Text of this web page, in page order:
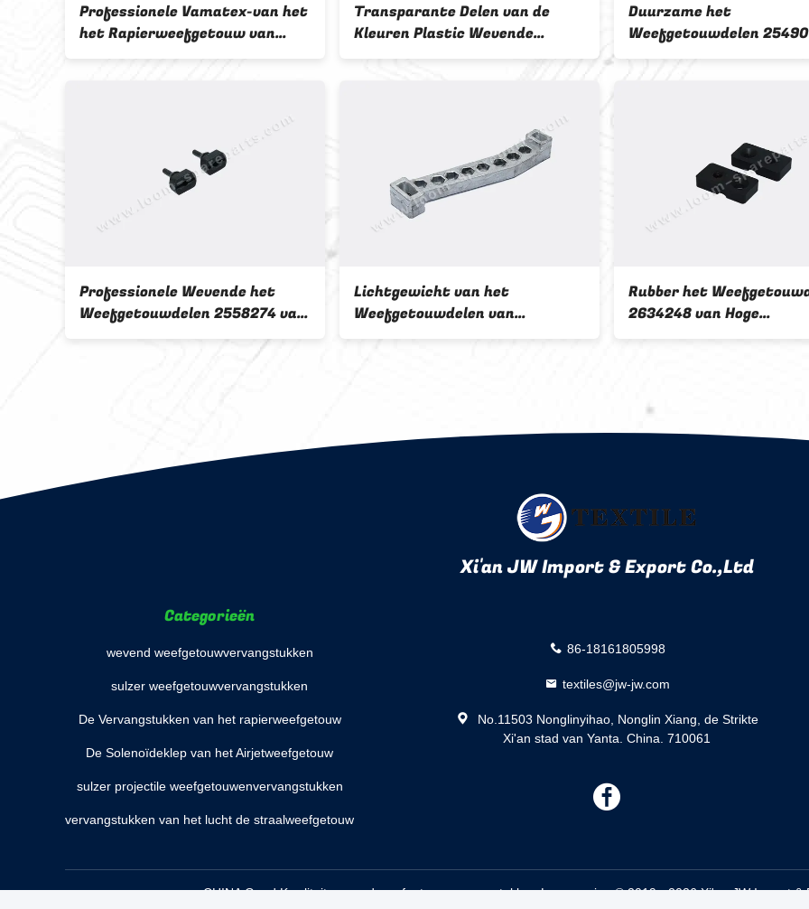
Professionele Vamatex-van het
het Rapierweefgetouw van
Weefgetouwdelen de
Transparante Delen van de
Kleuren Plastic Wevende
Machine/Textielvervangstukken
Duurzame het
Weefgetouwdelen
het Douanerapier Met
Professionele Wevende het
Weefgetouwdelen 2558274 van
Machinesvamatex Metaal
Lichtgewicht van het
Weefgetouwdelen van
Metaalvamatex van het het
Rubber het
2634248 van Hoge
Precisievamatex Zwarte
Xi'an JW Import & Export Co.,Ltd
Categorieën
wevend weefgetouwvervangstukken
sulzer weefgetouwvervangstukken
De Vervangstukken van het rapierweefgetouw
De Solenoïdeklep van het Airjetweefgetouw
sulzer projectile weefgetouwenvervangstukken
vervangstukken van het lucht de straalweefgetouw
86-18161805998
textiles@jw-jw.com
No.11503 Nonglinyihao, Nonglin Xiang, de Strikte
Xi'an stad van Yanta. China. 710061
述
CHINA Goed Kwaliteit wevend weefgetouwvervangstukken Leverancier. © 2019 - 2026 Xi'an JW Import &